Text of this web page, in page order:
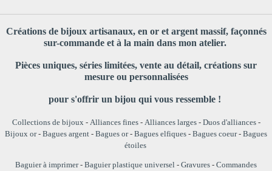
Créations de bijoux artisanaux, en or et argent massif, façonnés
sur-commande et à la main dans mon atelier.
Pièces uniques, séries limitées, vente au détail, créations sur
mesure ou personnalisées
pour s'offrir un bijou qui vous ressemble !
Collections de bijoux- Alliances fines- Alliances larges- Duos d'alliances-
Bijoux or- Bagues argent - Bagues or- Bagues elfiques - Bagues coeur- Bagues
étoiles
Baguier à imprimer- Baguier plastique universel - Gravures - Commandes